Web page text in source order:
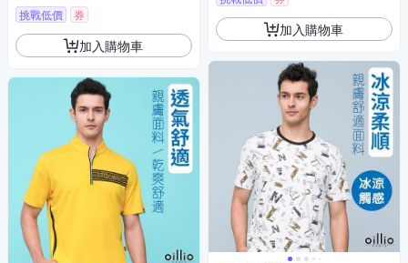
挑戰低價 券
加入購物車
加入購物車